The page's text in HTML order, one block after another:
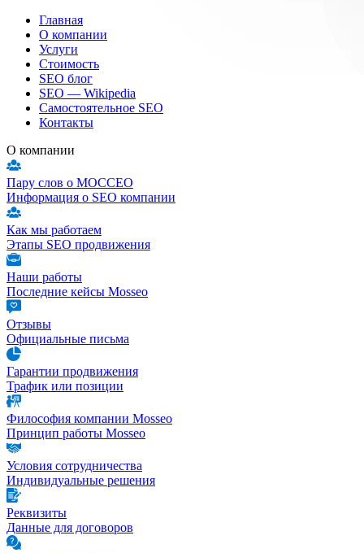
Главная
О компании
Услуги
Стоимость
SEO блог
SEO — Wikipedia
Самостоятельное SEO
Контакты
О компании
Пару слов о МОССЕО
Информация о SEO компании
Как мы работаем
Этапы SEO продвижения
Наши работы
Последние кейсы Mosseo
Отзывы
Официальные письма
Гарантии продвижения
Трафик или позиции
Философия компании Mosseo
Принцип работы Mosseo
Условия сотрудничества
Индивидуальные решения
Реквизиты
Данные для договоров